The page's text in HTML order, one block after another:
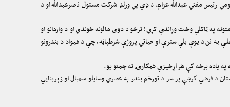
رئیس مفتي عبدالله عزام، د ډي پي ورلډ شرکت مسئول ناصرعبدالله او د
په ټاکلي وخت وړاندې کړي؛ ترڅو د دوی مالونه خوندي او د وارداتو او
به نن د یوې بلې سترې او حیاتي پروژې شرطپاڼه، چې د هیواد د بندرونو
په یاده برخه کې هر اړخیزې همکارۍ ته چمتو یو.
د فرضي كرښې پر سر د تورخم بندر په عصري وسايلو سمبال او زېربنايي